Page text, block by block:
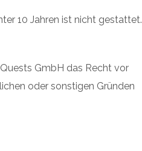
10 Jahren ist nicht gestattet.
GmbH das Recht vor
oder sonstigen Gründen